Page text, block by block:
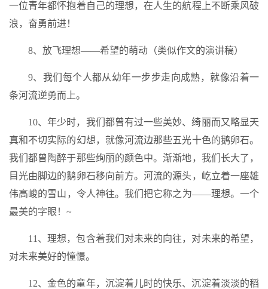
一位青年都怀抱着自己的理想，在人生的航程上不断乘风破
浪，奋勇前进！
8、放飞理想——希望的萌动（类似作文的演讲稿）
9、我们每个人都从幼年一步步走向成熟，就像沿着一
条河流逆勇而上。
10、年少时，我们都曾有过一些美妙、绮丽而又略显天
真和不切实际的幻想，就像河流边那些五光十色的鹅卵石。
我们都曾陶醉于那些绚丽的颜色中。渐渐地，我们长大了，
目光由脚边的鹅卵石移向前方。河流的源头，屹立着一座雄
伟高峻的雪山，令人神往。我们把它称之为——理想。一个
最美的字眼！~
11、理想，包含着我们对未来的向往，对未来的希望，
对未来美好的憧憬。
12、金色的童年，沉淀着儿时的快乐、沉淀着淡淡的稻